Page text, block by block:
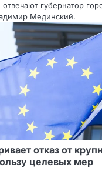
отвечают губернатор
Мединский.
отказ от
целевых мер